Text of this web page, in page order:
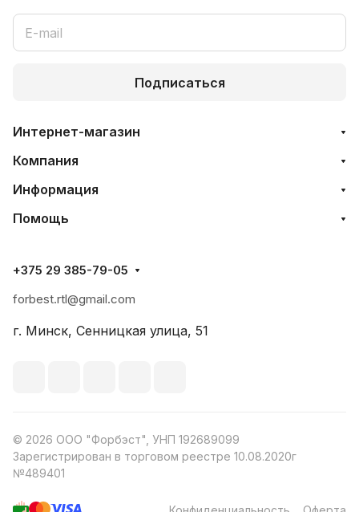
Подписаться
Интернет-магазин
Компания
Информация
Помощь
+375 29 385-79-05
forbest.rtl@gmail.com
г. Минск, Сенницкая улица, 51
© 2026 ООО "Форбэст", УНП 192689099
Зарегистрирован в торговом реестре 10.08.2020г
№489401